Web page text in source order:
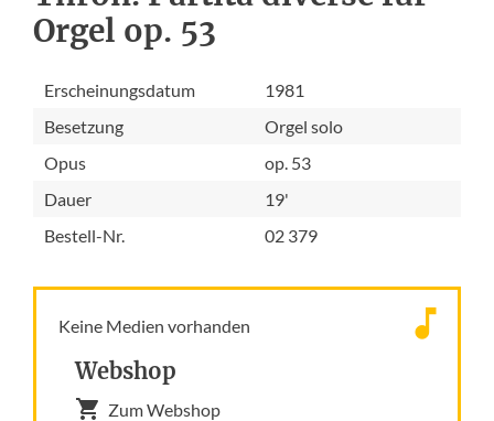
Orgel op. 53
Erscheinungsdatum
1981
Besetzung
Orgel solo
Opus
op. 53
Dauer
19'
Bestell-Nr.
02 379
Keine Medien vorhanden
Webshop
Zum Webshop